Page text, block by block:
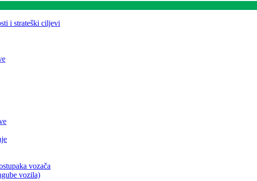
i strateški ciljevi
vozača
vozila)